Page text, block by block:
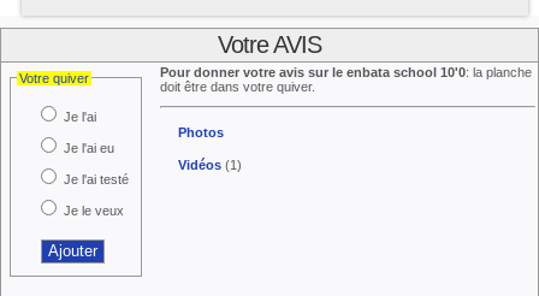
Votre AVIS
Votre quiver
Je l'ai
Je l'ai eu
Je l'ai testé
Je le veux
Pour donner votre avis sur le enbata school 10'0: la planche
doit être dans votre quiver.
Photos
Vidéos (1)